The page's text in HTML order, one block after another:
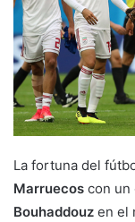
La fortuna del
Marruecos con un
Bouhaddouz en el